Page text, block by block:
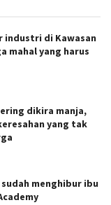
industri di Kawasan
mahal yang harus
dikira manja,
yang tak
menghibur ibu